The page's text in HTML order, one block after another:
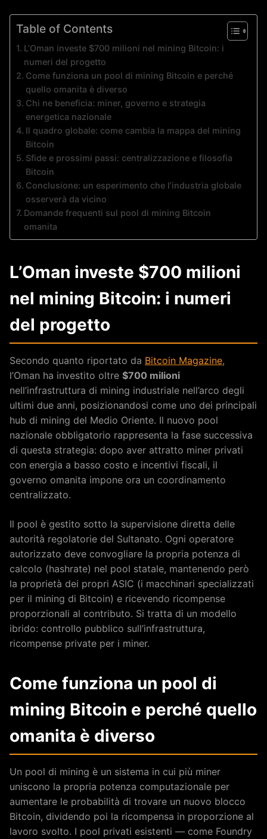
Table of Contents
L’Oman investe $700 milioni nel mining Bitcoin: i
numeri del progetto
Come funziona un pool di mining Bitcoin e perché
quello omanita è diverso
Chi ne beneficia: miner, governo e strategia
energetica nazionale
Il quadro globale: come cambia la mappa del mining
Bitcoin
Sfide e prossimi passi: centralizzazione e filosofia
Bitcoin
Conclusione: un esperimento che l’industria globale
osserverà da vicino
Domande frequenti sul pool di mining Bitcoin
omanita
L’Oman investe $700 milioni
nel mining Bitcoin: i numeri
del progetto
Secondo quanto riportato da Bitcoin Magazine,
l’Oman ha investito oltre $700 milioni
nell’infrastruttura di mining industriale nell’arco degli
ultimi due anni, posizionandosi come uno dei principali
hub di mining del Medio Oriente. Il nuovo pool
nazionale obbligatorio rappresenta la fase successiva
di questa strategia: dopo aver attratto miner privati
con energia a basso costo e incentivi fiscali, il
governo omanita impone ora un coordinamento
centralizzato.
Il pool è gestito sotto la supervisione diretta delle
autorità regolatorie del Sultanato. Ogni operatore
autorizzato deve convogliare la propria potenza di
calcolo (hashrate) nel pool statale, mantenendo però
la proprietà dei propri ASIC (i macchinari specializzati
per il mining di Bitcoin) e ricevendo ricompense
proporzionali al contributo. Si tratta di un modello
ibrido: controllo pubblico sull’infrastruttura,
ricompense private per i miner.
Come funziona un pool di
mining Bitcoin e perché quello
omanita è diverso
Un pool di mining è un sistema in cui più miner
uniscono la propria potenza computazionale per
aumentare le probabilità di trovare un nuovo blocco
Bitcoin, dividendo poi la ricompensa in proporzione al
lavoro svolto. I pool privati esistenti — come Foundry